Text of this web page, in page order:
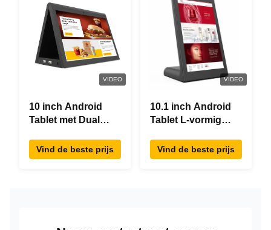
VIDEO
10 inch Android
Tablet met Dual
Desktop POE
Advertising Tablet
Vind de beste prijs
VIDEO
10.1 inch Android
Tablet L-vormig
RK3288 Tablet IPS
Touchscreen Tablet
Vind de beste prijs